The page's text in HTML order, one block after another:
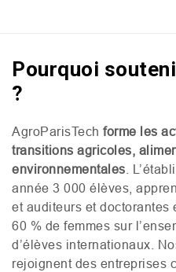
Pourquoi
?
AgroParisTech forme les
transitions agricoles,
environnementales .
année 3 000 élèves,
et auditeurs et doctorantes
60 % de femmes sur
d’élèves internationaux.
rejoignent des entreprises